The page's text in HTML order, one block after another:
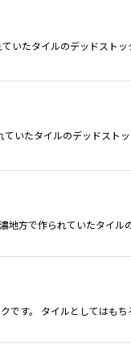
いたタイルのデッドストッ
いたタイルのデッドストッ
地方で作られていたタイル
す。 タイルとしてはもち